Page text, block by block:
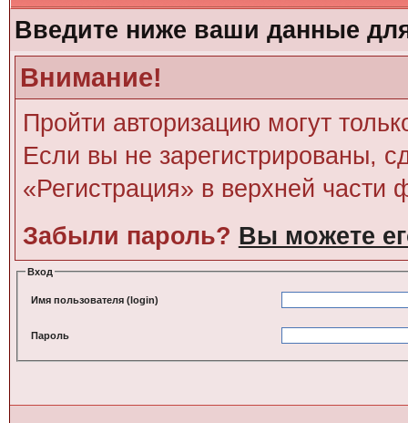
Введите ниже ваши данные
Внимание!
Пройти авторизацию могут
Если вы не зарегистрированы,
«Регистрация» в верхней части
Забыли пароль? Вы можете
Вход
Имя пользователя (login)
Пароль